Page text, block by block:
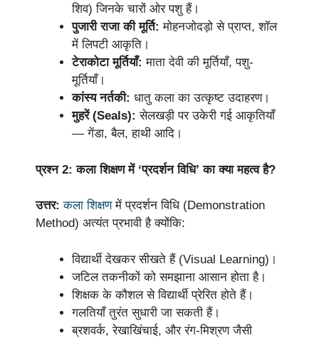
शिव) जिनके चारों ओर पशु हैं।
पुजारी राजा की मूर्ति: मोहनजोदड़ो से प्राप्त, शॉल
में लिपटी आकृति।
टेराकोटा मूर्तियाँ: माता देवी की मूर्तियाँ, पशु-
मूर्तियाँ।
कांस्य नर्तकी: धातु कला का उत्कृष्ट उदाहरण।
मुहरें (Seals): सेलखड़ी पर उकेरी गई आकृतियाँ
— गेंडा, बैल, हाथी आदि।
प्रश्न 2: कला शिक्षण में ‘प्रदर्शन विधि’ का क्या महत्व है?
उत्तर: कला शिक्षणमें प्रदर्शन विधि (Demonstration
Method) अत्यंत प्रभावी है क्योंकि:
विद्यार्थी देखकर सीखते हैं (Visual Learning)।
जटिल तकनीकों को समझाना आसान होता है।
शिक्षक के कौशल से विद्यार्थी प्रेरित होते हैं।
गलतियाँ तुरंत सुधारी जा सकती हैं।
ब्रशवर्क, रेखाखिंचाई, और रंग-मिश्रण जैसी